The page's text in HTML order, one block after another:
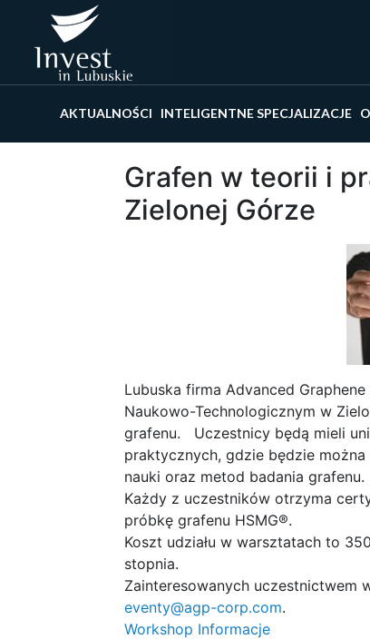
AKTUALNOŚCI INTELIGENTNE SPECJALIZACJE
Grafen w teorii i
Zielonej Górze
Lubuska firma Advanced
Naukowo-Technologicznym w
grafenu. Uczestnicy będą mieli
praktycznych, gdzie będzie
nauki oraz metod badania grafenu.
Każdy z uczestników otrzyma
próbkę grafenu HSMG®.
Koszt udziału w warsztatach to
stopnia.
Zainteresowanych uczestnictwem
eventy@agp-corp.com.
Workshop Informacje